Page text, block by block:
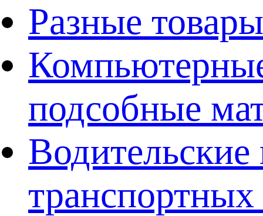
Разные
подсобные
Водительские